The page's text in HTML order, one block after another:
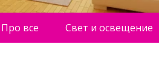
Про все Свет и освещение